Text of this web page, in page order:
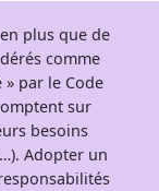
plus que de
comme
par le Code
sur
besoins
Adopter un